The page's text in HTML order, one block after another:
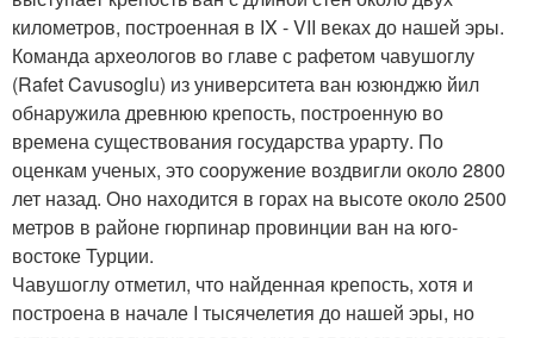
километров, построенная в IX - VII веках до нашей эры.
Команда археологов во главе с рафетом чавушоглу
(Rafet Cavusoglu) из университета ван юзюнджю йил
обнаружила древнюю крепость, построенную во
времена существования государства урарту. По
оценкам ученых, это сооружение воздвигли около 2800
лет назад. Оно находится в горах на высоте около 2500
метров в районе гюрпинар провинции ван на юго-
востоке Турции.
Чавушоглу отметил, что найденная крепость, хотя и
построена в начале I тысячелетия до нашей эры, но